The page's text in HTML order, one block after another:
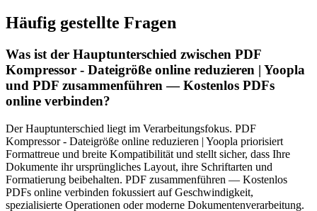
Häufig gestellte Fragen
Was ist der Hauptunterschied zwischen PDF
Kompressor - Dateigröße online reduzieren | Yoopla
und PDF zusammenführen — Kostenlos PDFs
online verbinden?
Der Hauptunterschied liegt im Verarbeitungsfokus. PDF
Kompressor - Dateigröße online reduzieren | Yoopla priorisiert
Formattreue und breite Kompatibilität und stellt sicher, dass Ihre
Dokumente ihr ursprüngliches Layout, ihre Schriftarten und
Formatierung beibehalten. PDF zusammenführen — Kostenlos
PDFs online verbinden fokussiert auf Geschwindigkeit,
spezialisierte Operationen oder moderne Dokumentenverarbeitung.